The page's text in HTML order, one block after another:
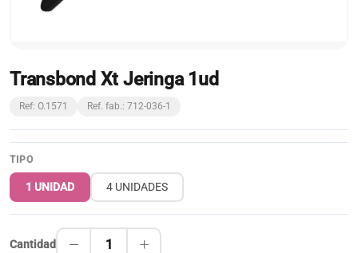
Transbond Xt Jeringa 1ud
Ref: O.1571 Ref. fab.: 712-036-1
TIPO
1 UNIDAD 4 UNIDADES
Cantidad 1